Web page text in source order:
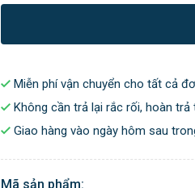
Miễn phí vận chuyển cho tất cả
Không cần trả lại rắc rối, hoàn trả
Giao hàng vào ngày hôm sau
Mã sản phẩm: